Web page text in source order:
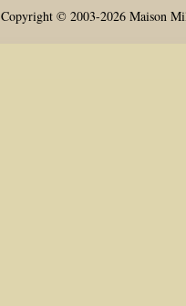
Copyright © 2003-2026 Maison